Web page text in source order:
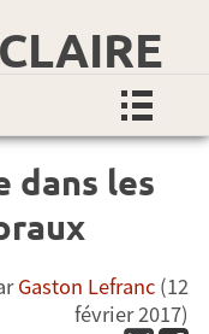
dans les
Gaston Lefranc (12
février 2017)